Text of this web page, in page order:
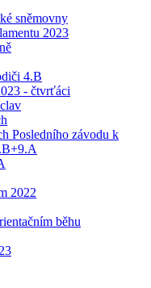
sněmovny
2023
4.B
- čtvrťáci
Posledního závodu k
2022
běhu